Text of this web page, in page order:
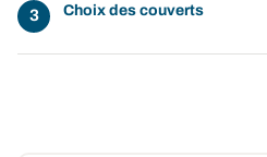
Choix des couverts